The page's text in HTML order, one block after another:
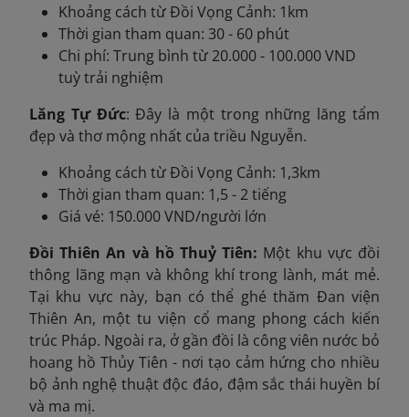
Khoảng cách từ Đồi Vọng Cảnh: 1km
Thời gian tham quan: 30 - 60 phút
Chi phí: Trung bình từ 20.000 - 100.000 VND
tuỳ trải nghiệm
Lăng Tự Đức: Đây là một trong những lăng tẩm
đẹp và thơ mộng nhất của triều Nguyễn.
Khoảng cách từ Đồi Vọng Cảnh: 1,3km
Thời gian tham quan: 1,5 - 2 tiếng
Giá vé: 150.000 VND/người lớn
Đồi Thiên An và hồ Thuỷ Tiên: Một khu vực đồi
thông lãng mạn và không khí trong lành, mát mẻ.
Tại khu vực này, bạn có thể ghé thăm Đan viện
Thiên An, một tu viện cổ mang phong cách kiến
trúc Pháp. Ngoài ra, ở gần đồi là công viên nước bỏ
hoang hồ Thủy Tiên - nơi tạo cảm hứng cho nhiều
bộ ảnh nghệ thuật độc đáo, đậm sắc thái huyền bí
và ma mị.